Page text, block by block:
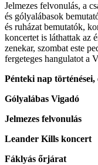
Jelmezes felvonulás, a
és gólyalábasok
és ruházat bemutatók,
koncertet is láthattak az
zenekar, szombat este
fergeteges hangulatot a
Pénteki nap történései,
Gólyalábas Vigadó
Jelmezes felvonulás
Leander Kills koncert
Fáklyás őrjárat